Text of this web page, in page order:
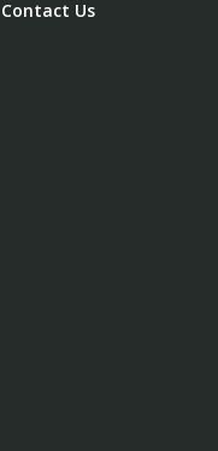
Contact Us